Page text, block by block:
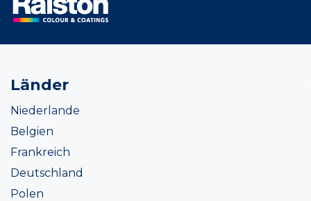
Länder
Niederlande
Belgien
Frankreich
Deutschland
Polen